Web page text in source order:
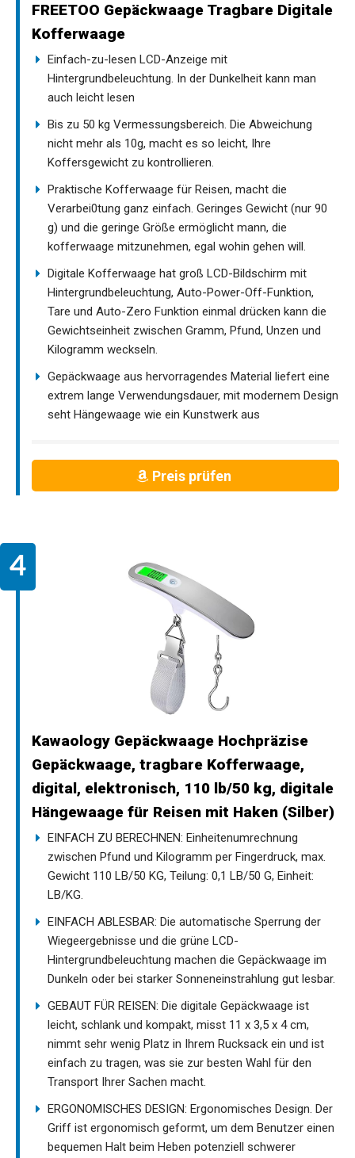
FREETOO Gepäckwaage Tragbare Digitale
Kofferwaage
Einfach-zu-lesen LCD-Anzeige mit
Hintergrundbeleuchtung. In der Dunkelheit kann man
auch leicht lesen
Bis zu 50 kg Vermessungsbereich. Die Abweichung
nicht mehr als 10g, macht es so leicht, Ihre
Koffersgewicht zu kontrollieren.
Praktische Kofferwaage für Reisen, macht die
Verarbei0tung ganz einfach. Geringes Gewicht (nur 90
g) und die geringe Größe ermöglicht mann, die
kofferwaage mitzunehmen, egal wohin gehen will.
Digitale Kofferwaage hat groß LCD-Bildschirm mit
Hintergrundbeleuchtung, Auto-Power-Off-Funktion,
Tare und Auto-Zero Funktion einmal drücken kann die
Gewichtseinheit zwischen Gramm, Pfund, Unzen und
Kilogramm weckseln.
Gepäckwaage aus hervorragendes Material liefert eine
extrem lange Verwendungsdauer, mit modernem Design
seht Hängewaage wie ein Kunstwerk aus
Preis prüfen
Kawaology Gepäckwaage Hochpräzise
Gepäckwaage, tragbare Kofferwaage,
digital, elektronisch, 110 lb/50 kg, digitale
Hängewaage für Reisen mit Haken (Silber)
EINFACH ZU BERECHNEN: Einheitenumrechnung
zwischen Pfund und Kilogramm per Fingerdruck, max.
Gewicht 110 LB/50 KG, Teilung: 0,1 LB/50 G, Einheit:
LB/KG.
EINFACH ABLESBAR: Die automatische Sperrung der
Wiegeergebnisse und die grüne LCD-
Hintergrundbeleuchtung machen die Gepäckwaage im
Dunkeln oder bei starker Sonneneinstrahlung gut lesbar.
GEBAUT FÜR REISEN: Die digitale Gepäckwaage ist
leicht, schlank und kompakt, misst 11 x 3,5 x 4 cm,
nimmt sehr wenig Platz in Ihrem Rucksack ein und ist
einfach zu tragen, was sie zur besten Wahl für den
Transport Ihrer Sachen macht.
ERGONOMISCHES DESIGN: Ergonomisches Design. Der
Griff ist ergonomisch geformt, um dem Benutzer einen
bequemen Halt beim Heben potenziell schwerer